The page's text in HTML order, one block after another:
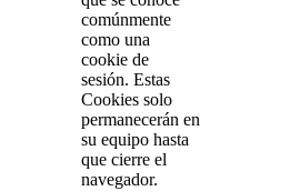
comúnmente
como una
cookie de
sesión. Estas
Cookies solo
permanecerán en
su equipo hasta
que cierre el
navegador.